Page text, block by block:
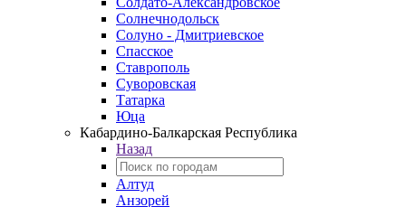
Солнечнодольск
Солуно - Дмитриевское
Спасское
Ставрополь
Суворовская
Татарка
Юца
Кабардино‑Балкарская Республика
Назад
Алтуд
Анзорей